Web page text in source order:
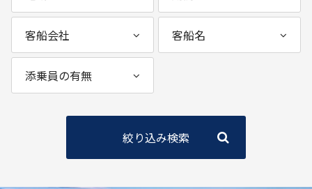
絞り込み検索